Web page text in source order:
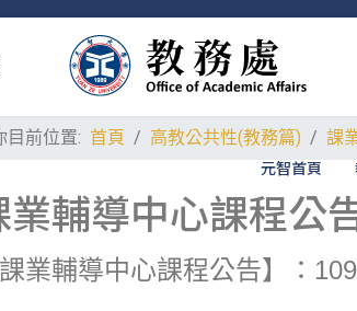
元智首頁
目前位置: 首頁 高教公共性(教務篇) 課
業輔導中心課程
課業輔導中心課程公告】：